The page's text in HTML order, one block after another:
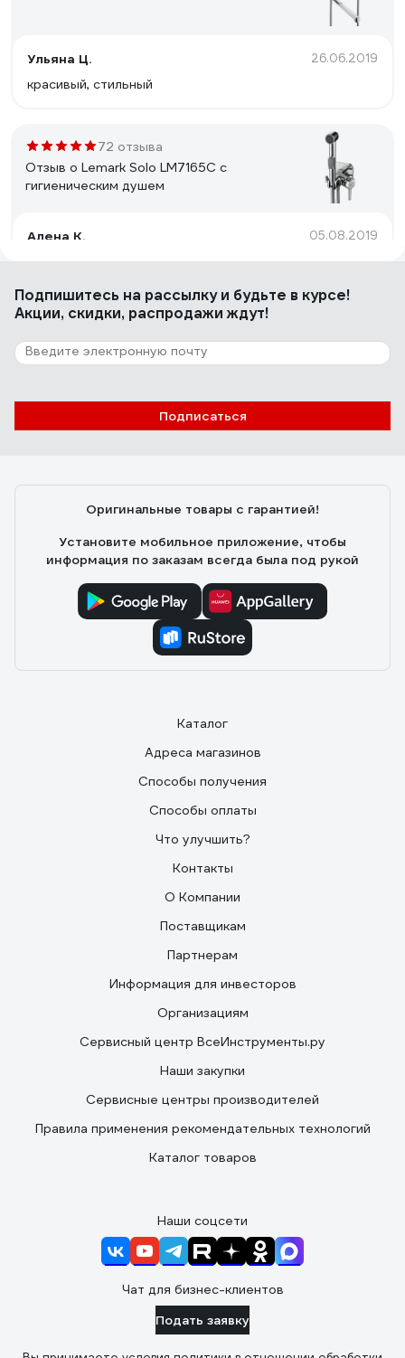
Ульяна Ц. 26.06.2019
красивый, стильный
72 отзыва
Отзыв о Lemark Solo LM7165C с
гигиеническим душем
Алена К. 05.08.2019
Цена
25 отзывов
Отзыв о Grohe Costa S
Подпишитесь на рассылкуи будьте в курсе!
Акции, скидки, распродажи ждут!
Подписаться
Оригинальные товары с гарантией!
Установите мобильное приложение, чтобы
информация по заказам всегда была под рукой
Каталог
Адреса магазинов
Способы получения
Способы оплаты
Что улучшить?
Контакты
О Компании
Поставщикам
Партнерам
Информация для инвесторов
Организациям
Сервисный центр ВсеИнструменты.ру
Наши закупки
Сервисные центры производителей
Правила применения рекомендательных технологий
Каталог товаров
Наши соцсети
Чат для бизнес-клиентов
Подать заявку